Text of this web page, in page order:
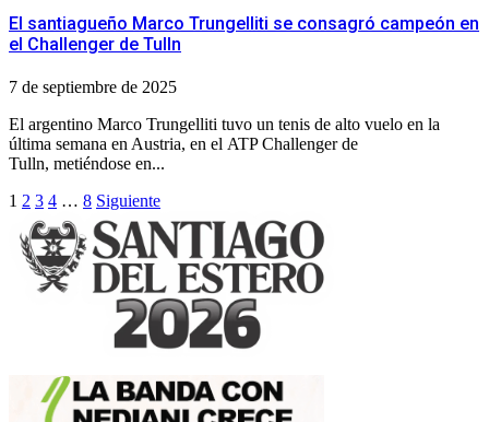
El santiagueño Marco Trungelliti se consagró campeón en
el Challenger de Tulln
7 de septiembre de 2025
El argentino Marco Trungelliti tuvo un tenis de alto vuelo en la
última semana en Austria, en el ATP Challenger de
Tulln, metiéndose en...
Paginación
de
entradas
1 2 3 4 … 8 Siguiente